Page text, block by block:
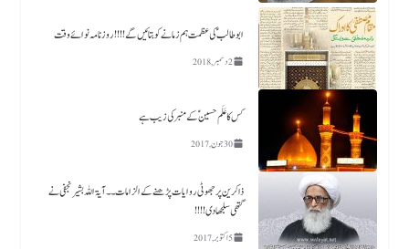
ابو طالب ؑ کی عظمت ہم زمانے کو بتائیں گے !!!! روزنامہ نوائے وقت
2 دسمبر, 2018
کس کا عَلَم حسین ؑکے منبر کی زیب ہے​
30 جون, 2017
ذاکرین پر جھوٹی روایات پڑھنے کے الزامات ۔۔آیۃ اللہ بشیر نجفی نے
گتھی سلجھا دی!!!!
5 اکتوبر, 2017